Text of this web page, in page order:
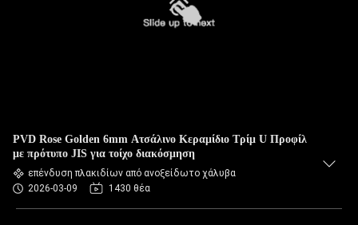
PVD Rose Golden 6mm Ατσάλινο Κεραμίδιο Τρίμ U Προφίλ
με πρότυπο JIS για τοίχο διακόσμηση
επένδυση πλακιδίων από ανοξείδωτο χάλυβα
2026-03-09
1430 θέα